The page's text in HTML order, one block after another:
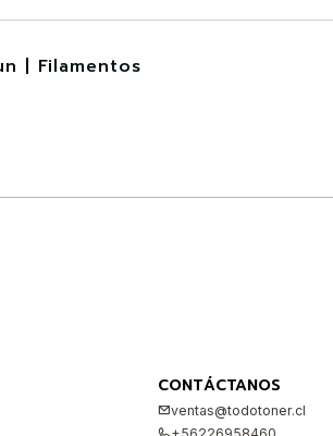
| Filamentos
CONTÁCTANOS
ventas@todotoner.cl